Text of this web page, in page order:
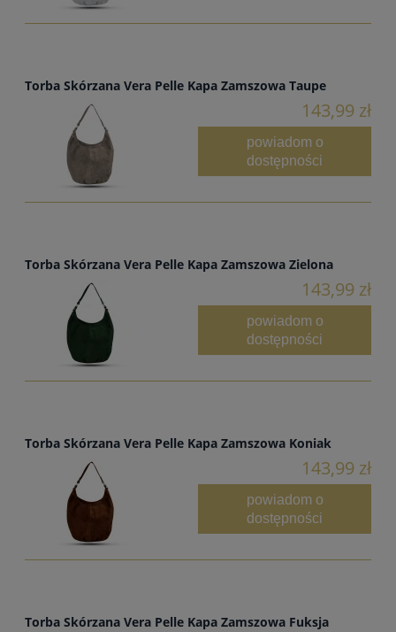
Torba Skórzana Vera Pelle Kapa Zamszowa Taupe
143,99 zł
powiadom o
dostępności
Torba Skórzana Vera Pelle Kapa Zamszowa Zielona
143,99 zł
powiadom o
dostępności
Torba Skórzana Vera Pelle Kapa Zamszowa Koniak
143,99 zł
powiadom o
dostępności
Torba Skórzana Vera Pelle Kapa Zamszowa Fuksja